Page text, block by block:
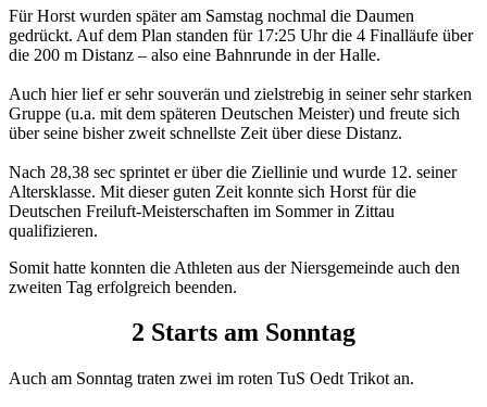
Für Horst wurden später am Samstag nochmal die Daumen
gedrückt. Auf dem Plan standen für 17:25 Uhr die 4 Finalläufe über
die 200 m Distanz – also eine Bahnrunde in der Halle.
Auch hier lief er sehr souverän und zielstrebig in seiner sehr starken
Gruppe (u.a. mit dem späteren Deutschen Meister) und freute sich
über seine bisher zweit schnellste Zeit über diese Distanz.
Nach 28,38 sec sprintet er über die Ziellinie und wurde 12. seiner
Altersklasse. Mit dieser guten Zeit konnte sich Horst für die
Deutschen Freiluft-Meisterschaften im Sommer in Zittau
qualifizieren.
Somit hatte konnten die Athleten aus der Niersgemeinde auch den
zweiten Tag erfolgreich beenden.
2 Starts am Sonntag
Auch am Sonntag traten zwei im roten TuS Oedt Trikot an.